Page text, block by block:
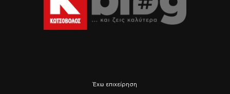
Έχω επιχείρηση